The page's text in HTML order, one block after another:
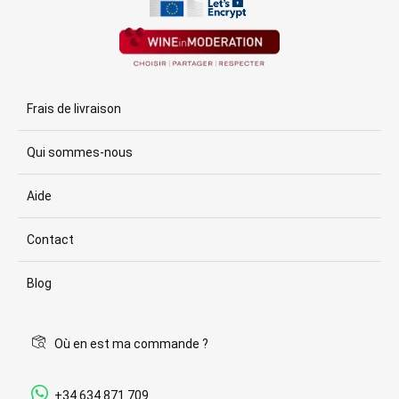
Frais de livraison
Qui sommes-nous
Aide
Contact
Blog
Où en est ma commande ?
+34 634 871 709